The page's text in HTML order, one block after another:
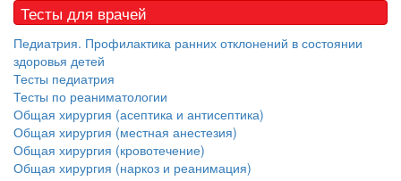
Тесты для врачей
Педиатрия. Профилактика ранних отклонений в состоянии
здоровья детей
Тесты педиатрия
Тесты по реаниматологии
Общая хирургия (асептика и антисептика)
Общая хирургия (местная анестезия)
Общая хирургия (кровотечение)
Общая хирургия (наркоз и реанимация)